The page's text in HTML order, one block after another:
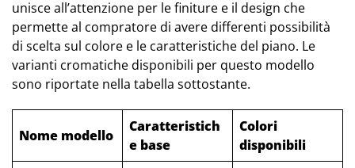
unisce all’attenzione per le finiture e il design che
permette al compratore di avere differenti possibilità
di scelta sul colore e le caratteristiche del piano. Le
varianti cromatiche disponibili per questo modello
sono riportate nella tabella sottostante.
Nome modello
Caratteristich
e base
Colori
disponibili